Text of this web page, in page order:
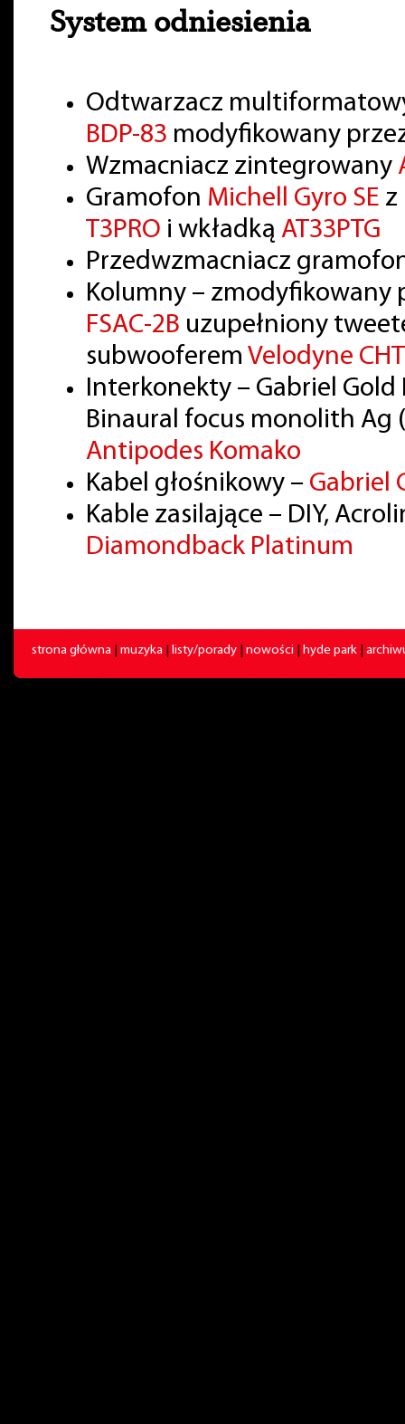
System odniesienia
Odtwarzacz multiformatowy
BDP-83 modyfikowany
Wzmacniacz zintegrowany
Gramofon Michell Gyro SE z
T3PRO i wkładką AT33PTG
Przedwzmacniacz
Kolumny – zmodyfikowany
FSAC-2B uzupełniony
subwooferem Velodyne
Interkonekty – Gabriel
Binaural focus monolith
Antipodes Komako
Kabel głośnikowy – Gabriel
Kable zasilające – DIY,
Diamondback Platinum
strona główna muzyka listy/porady nowości hyde park